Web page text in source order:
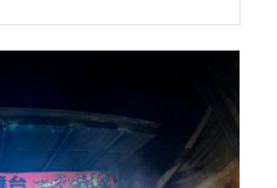
嗎？ 早在網路普
錄、侵權閱讀全文 "分